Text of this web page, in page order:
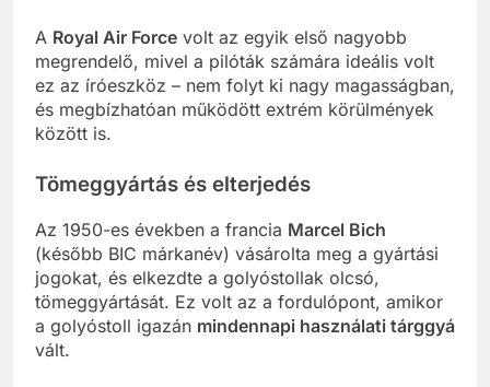
A Royal Air Force volt az egyik első nagyobb
megrendelő, mivel a pilóták számára ideális volt
ez az íróeszköz – nem folyt ki nagy magasságban,
és megbízhatóan működött extrém körülmények
között is.
Tömeggyártás és elterjedés
Az 1950-es években a francia Marcel Bich
(később BIC márkanév) vásárolta meg a gyártási
jogokat, és elkezdte a golyóstollak olcsó,
tömeggyártását. Ez volt az a fordulópont, amikor
a golyóstoll igazán mindennapi használati tárggyá
vált.